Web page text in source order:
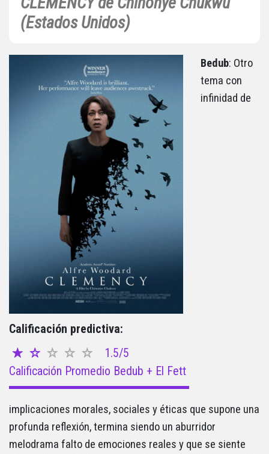
(Estados Unidos)
Calificación predictiva:
1.5/5
Calificación Promedio Bedub + El Fett
Bedub: Otro
tema con
infinidad de
implicaciones morales, sociales y éticas que supone una
profunda reflexión, termina siendo un aburridor
melodrama falto de emociones reales y que se siente